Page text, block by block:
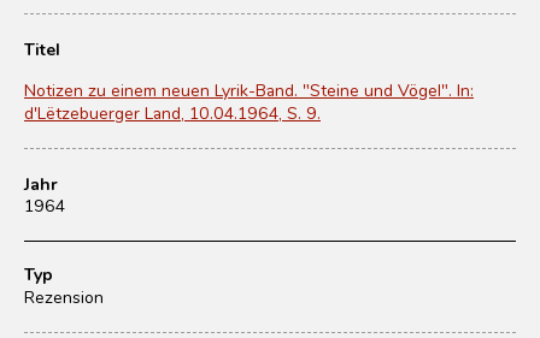
Titel
Notizen zu einem neuen Lyrik-Band. "Steine und Vögel". In:
d'Lëtzebuerger Land, 10.04.1964, S. 9.
Jahr
1964
Typ
Rezension